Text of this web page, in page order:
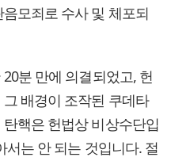
모죄로 수사 및 체포되
분 만에 의결되었고, 헌
배경이 조작된 쿠데타
핵은 헌법상 비상수단입
서는 안 되는 것입니다. 절